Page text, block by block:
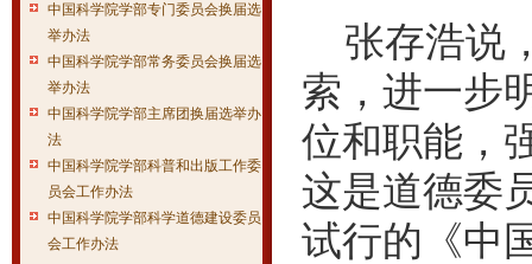
中国科学院学部专门委员会换届选
举办法
中国科学院学部常务委员会换届选
举办法
中国科学院学部主席团换届选举办
法
中国科学院学部科普和出版工作委
员会工作办法
中国科学院学部科学道德建设委员
会工作办法
张存浩说
索，进一步
位和职能，
这是道德委
试行的《中